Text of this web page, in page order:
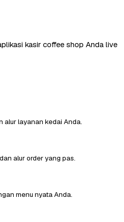
kasir coffee shop Anda live
alur layanan kedai Anda.
alur order yang pas.
menu nyata Anda.